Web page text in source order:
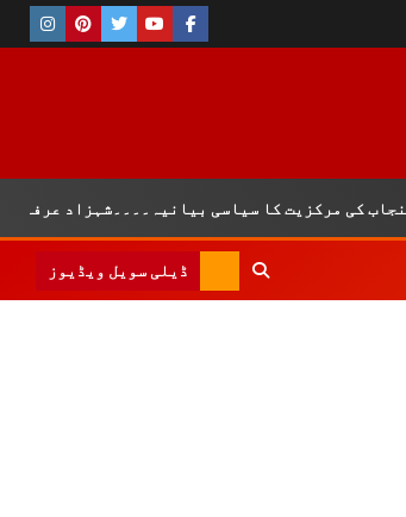
مرکزیت کا سیاسی بیانیہ۔۔۔۔شہزاد عرفان
ڈیلی سویل ویڈیوز